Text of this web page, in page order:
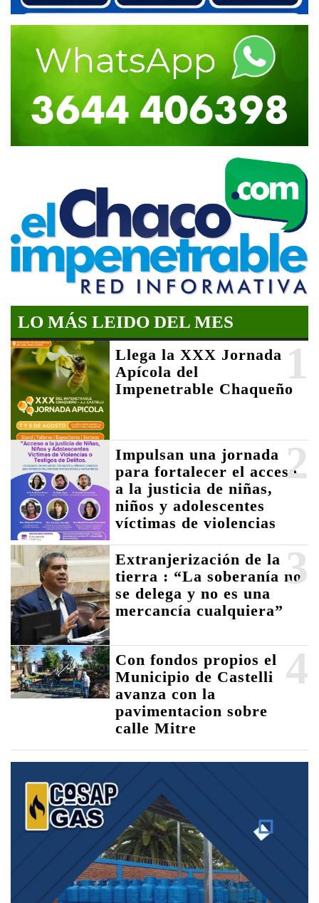
LO MÁS LEIDO DEL MES
1
Llega la XXX Jornada
Apícola del
Impenetrable Chaqueño
2
Impulsan una jornada
para fortalecer el acceso
a la justicia de niñas,
niños y adolescentes
víctimas de violencias
3
Extranjerización de la
tierra : “La soberanía no
se delega y no es una
mercancía cualquiera”
4
Con fondos propios el
Municipio de Castelli
avanza con la
pavimentacion sobre
calle Mitre